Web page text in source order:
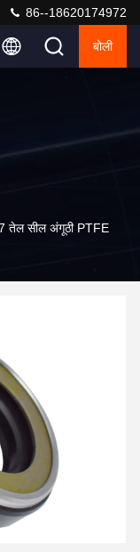
86--18620174972
बोली
तेल सील अंगूठी PTFE